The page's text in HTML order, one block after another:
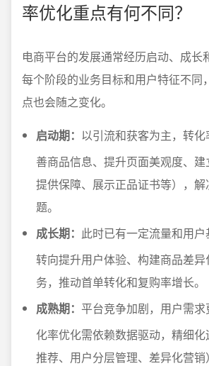
率优化重点有何不同？
电商平台的发展通常经历启动、成长
每个阶段的业务目标和用户特征不同
点也会随之变化。
启动期： 以引流和获客为主，转
善商品信息、提升页面美观度、
提供保障、展示正品证书等），
题。
成长期： 此时已有一定流量和用
转向提升用户体验、构建商品差
务，推动首单转化和复购率增长。
成熟期： 平台竞争加剧，用户需
化率优化需依赖数据驱动，精细
推荐、用户分层管理、差异化营